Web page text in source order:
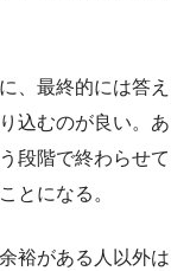
、最終的には答え
込むのが良い。あ
段階で終わらせて
とになる。
裕がある人以外は